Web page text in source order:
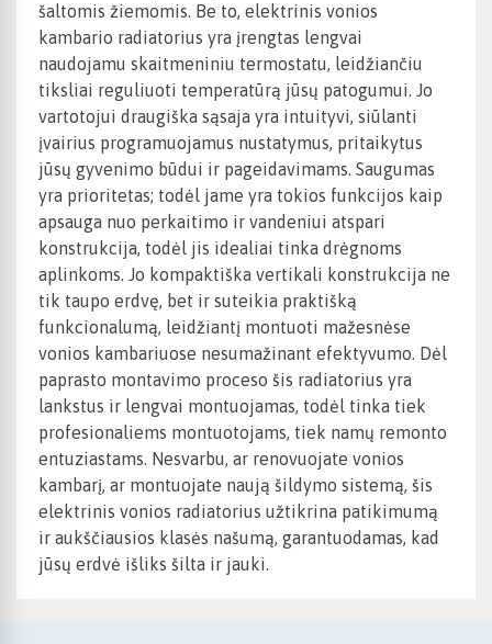
šaltomis žiemomis. Be to, elektrinis vonios
kambario radiatorius yra įrengtas lengvai
naudojamu skaitmeniniu termostatu, leidžiančiu
tiksliai reguliuoti temperatūrą jūsų patogumui. Jo
vartotojui draugiška sąsaja yra intuityvi, siūlanti
įvairius programuojamus nustatymus, pritaikytus
jūsų gyvenimo būdui ir pageidavimams. Saugumas
yra prioritetas; todėl jame yra tokios funkcijos kaip
apsauga nuo perkaitimo ir vandeniui atspari
konstrukcija, todėl jis idealiai tinka drėgnoms
aplinkoms. Jo kompaktiška vertikali konstrukcija ne
tik taupo erdvę, bet ir suteikia praktišką
funkcionalumą, leidžiantį montuoti mažesnėse
vonios kambariuose nesumažinant efektyvumo. Dėl
paprasto montavimo proceso šis radiatorius yra
lankstus ir lengvai montuojamas, todėl tinka tiek
profesionaliems montuotojams, tiek namų remonto
entuziastams. Nesvarbu, ar renovuojate vonios
kambarį, ar montuojate naują šildymo sistemą, šis
elektrinis vonios radiatorius užtikrina patikimumą
ir aukščiausios klasės našumą, garantuodamas, kad
jūsų erdvė išliks šilta ir jauki.